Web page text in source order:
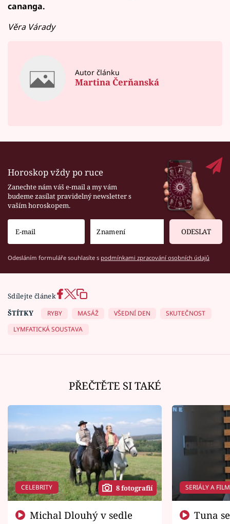
cananga.
Věra Várady
Autor článku
Martina Čerňanská
Horoskop vždy po ruce
Zanechte nám váš e-mail a my vám
budeme zasílat pravidelný newsletter s
vaším horoskopem.
ODESLAT
Odesláním formuláře souhlasíte s podmínkami zpracování osobních údajů
Sdílejte článek
ŠTÍTKY
RYBY MASÁŽ VŠEDNÍ DEN
SKUTEČNOST
LYMFATICKÁ SOUSTAVA
PŘEČTĚTE SI TAKÉ
CELEBRITY 8 fotografií SERIÁLY A